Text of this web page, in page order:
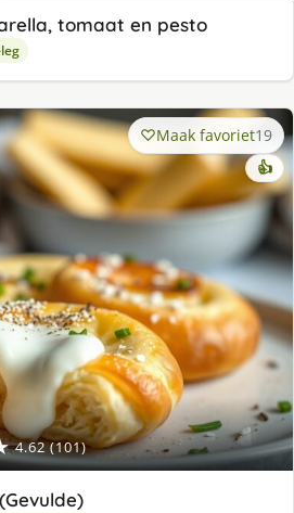
tomaat en pesto
4.62 (101)
Maak favoriet19
👍